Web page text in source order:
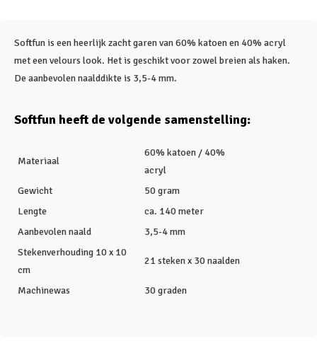
Softfun is een heerlijk zacht garen van 60% katoen en 40% acryl
met een velours look. Het is geschikt voor zowel breien als haken.
De aanbevolen naalddikte is 3,5-4 mm.
Softfun heeft de volgende samenstelling:
Materiaal
60% katoen / 40%
acryl
Gewicht
50 gram
Lengte
ca. 140 meter
Aanbevolen naald
3,5-4 mm
Stekenverhouding 10 x 10
cm
21 steken x 30 naalden
Machinewas 30 graden